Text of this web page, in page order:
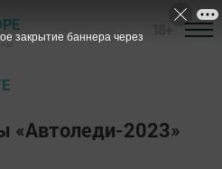
«Автоледи-2023»
закрытие баннера через